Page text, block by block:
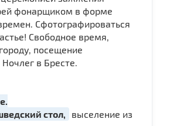
фонарщиком в форме
Сфотографироваться
Свободное время,
посещение
в Бресте.
стол,
выселение из